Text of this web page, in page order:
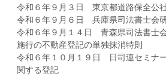
令和６年９月３日 東京都道路保全公社
令和６年９月６日 兵庫県司法書士会
令和６年９月１４日 青森県司法書士
施行の不動産登記の単独抹消特則
令和６年１０月１９日 日司連セミナ
関する登記